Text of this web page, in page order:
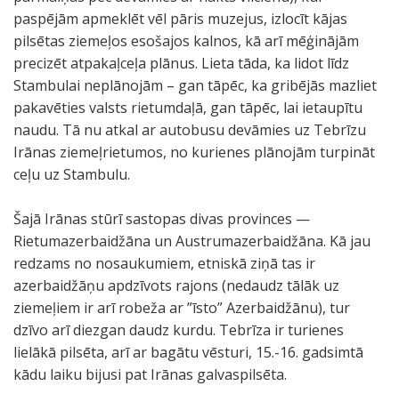
paspējām apmeklēt vēl pāris muzejus, izlocīt kājas
pilsētas ziemeļos esošajos kalnos, kā arī mēģinājām
precizēt atpakaļceļa plānus. Lieta tāda, ka lidot līdz
Stambulai neplānojām – gan tāpēc, ka gribējās mazliet
pakavēties valsts rietumdaļā, gan tāpēc, lai ietaupītu
naudu. Tā nu atkal ar autobusu devāmies uz Tebrīzu
Irānas ziemeļrietumos, no kurienes plānojām turpināt
ceļu uz Stambulu.
Šajā Irānas stūrī sastopas divas provinces —
Rietumazerbaidžāna un Austrumazerbaidžāna. Kā jau
redzams no nosaukumiem, etniskā ziņā tas ir
azerbaidžāņu apdzīvots rajons (nedaudz tālāk uz
ziemeļiem ir arī robeža ar ”īsto” Azerbaidžānu), tur
dzīvo arī diezgan daudz kurdu. Tebrīza ir turienes
lielākā pilsēta, arī ar bagātu vēsturi, 15.-16. gadsimtā
kādu laiku bijusi pat Irānas galvaspilsēta.